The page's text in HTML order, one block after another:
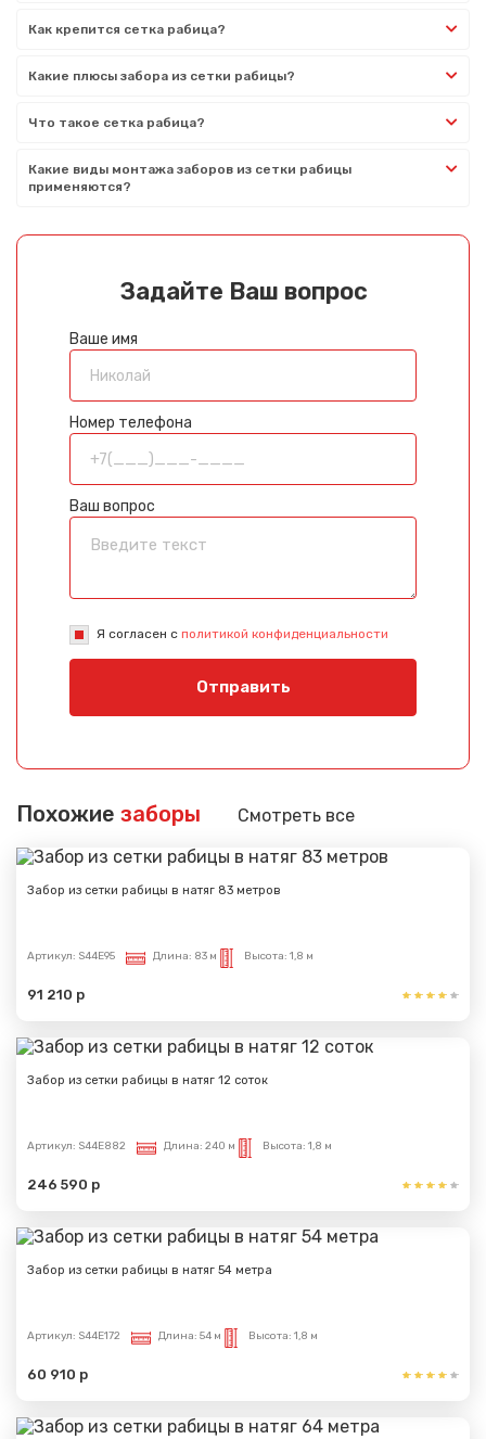
Как крепится сетка рабица?
Какие плюсы забора из сетки рабицы?
Что такое сетка рабица?
Какие виды монтажа заборов из сетки рабицы
применяются?
Задайте Ваш вопрос
Ваше имя
Номер телефона
Ваш вопрос
Я согласен с политикой конфиденциальности
Отправить
Похожие заборы Смотреть все
Забор из сетки рабицы в натяг 83 метров
Артикул: S44E95 Длина: 83 м Высота: 1,8 м
91 210 р
Забор из сетки рабицы в натяг 12 соток
Артикул: S44E882 Длина: 240 м Высота: 1,8 м
246 590 р
Забор из сетки рабицы в натяг 54 метра
Артикул: S44E172 Длина: 54 м Высота: 1,8 м
60 910 р